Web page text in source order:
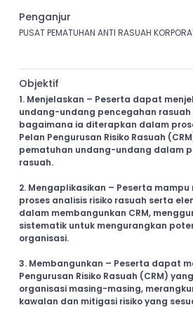
Penganjur
PUSAT PEMATUHAN ANTI RASUAH
Objektif
1. Menjelaskan – Peserta dapat
undang-undang pencegahan rasuah
bagaimana ia diterapkan dalam
Pelan Pengurusan Risiko Rasuah
pematuhan undang-undang dalam
rasuah.
2. Mengaplikasikan – Peserta
proses analisis risiko rasuah serta
dalam membangunkan CRM,
sistematik untuk mengurangkan
organisasi.
3. Membangunkan – Peserta dapat
Pengurusan Risiko Rasuah (CRM)
organisasi masing-masing,
kawalan dan mitigasi risiko yang